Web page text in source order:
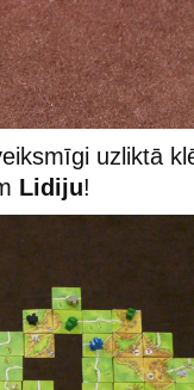
uzliktā
Lidiju!